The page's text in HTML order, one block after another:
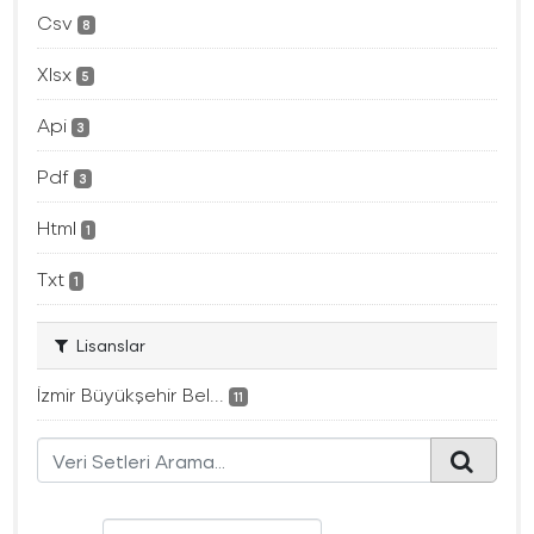
Csv 8
Xlsx 5
Api 3
Pdf 3
Html 1
Txt 1
Lisanslar
İzmir Büyükşehir Bel... 11